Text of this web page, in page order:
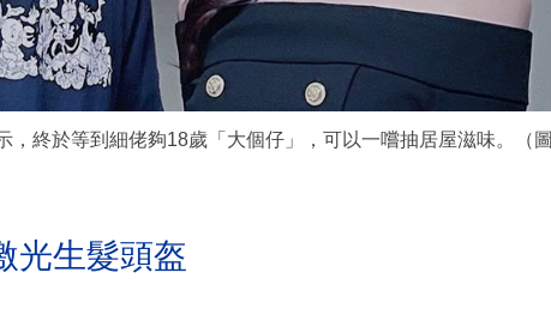
終於等到細佬夠18歲「大個仔」，可以一嚐抽居屋滋味。（圖
光生髮頭盔